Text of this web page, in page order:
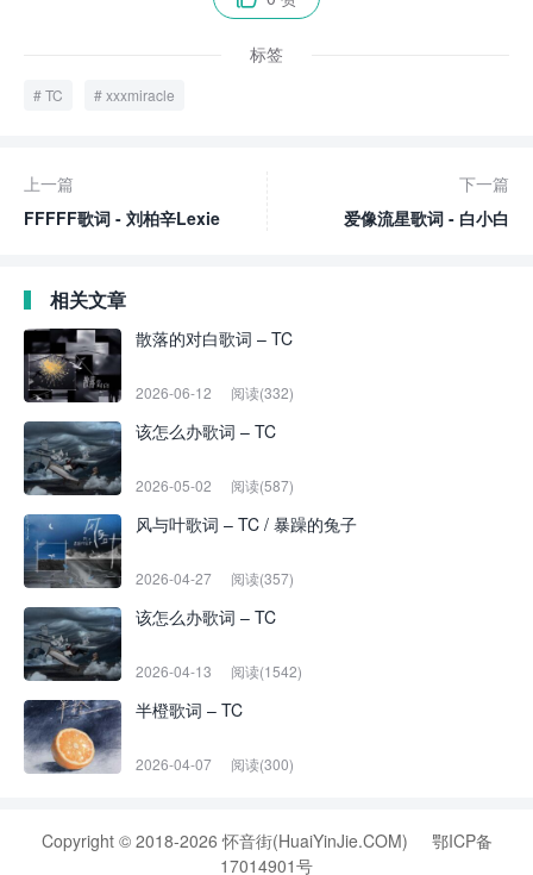
标签
TC xxxmiracle
上一篇
FFFFF歌词 - 刘柏辛Lexie
下一篇
爱像流星歌词 - 白小白
相关文章
散落的对白歌词 – TC
2026-06-12 阅读(332)
该怎么办歌词 – TC
2026-05-02 阅读(587)
风与叶歌词 – TC / 暴躁的兔子
2026-04-27 阅读(357)
该怎么办歌词 – TC
2026-04-13 阅读(1542)
半橙歌词 – TC
2026-04-07 阅读(300)
Copyright © 2018-2026 怀音街(HuaiYinJie.COM)
鄂ICP备
17014901号